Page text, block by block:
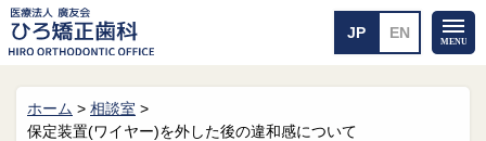
ホーム
ホーム > 相談室 >
保定装置(ワイヤー)を外した後の違和感について